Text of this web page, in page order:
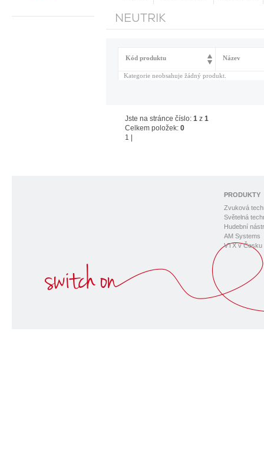
NEUTRIK
Kód produktu Název
Kategorie neobsahuje žádný produkt.
Jste na stránce číslo: 1 z 1
Celkem položek: 0
1
PRODUKTY
Zvuková
Světelná
Hudební
AM Systems
VTX v Česku